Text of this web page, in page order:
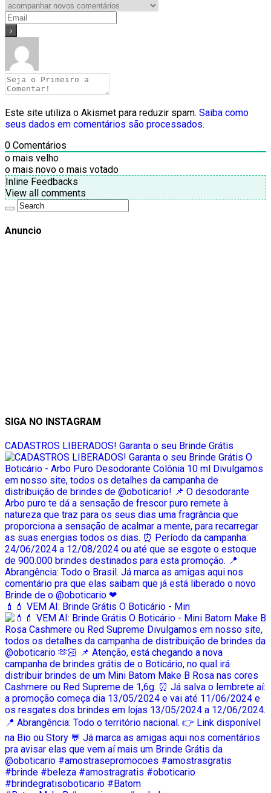
Este site utiliza o Akismet para reduzir spam. Saiba como
seus dados em comentários são processados.
0 Comentários
o mais velho
o mais novo o mais votado
Inline Feedbacks
View all comments
Anuncio
SIGA NO INSTAGRAM
CADASTROS LIBERADOS! Garanta o seu Brinde Grátis
💄💄 VEM AI: Brinde Grátis O Boticário - Min